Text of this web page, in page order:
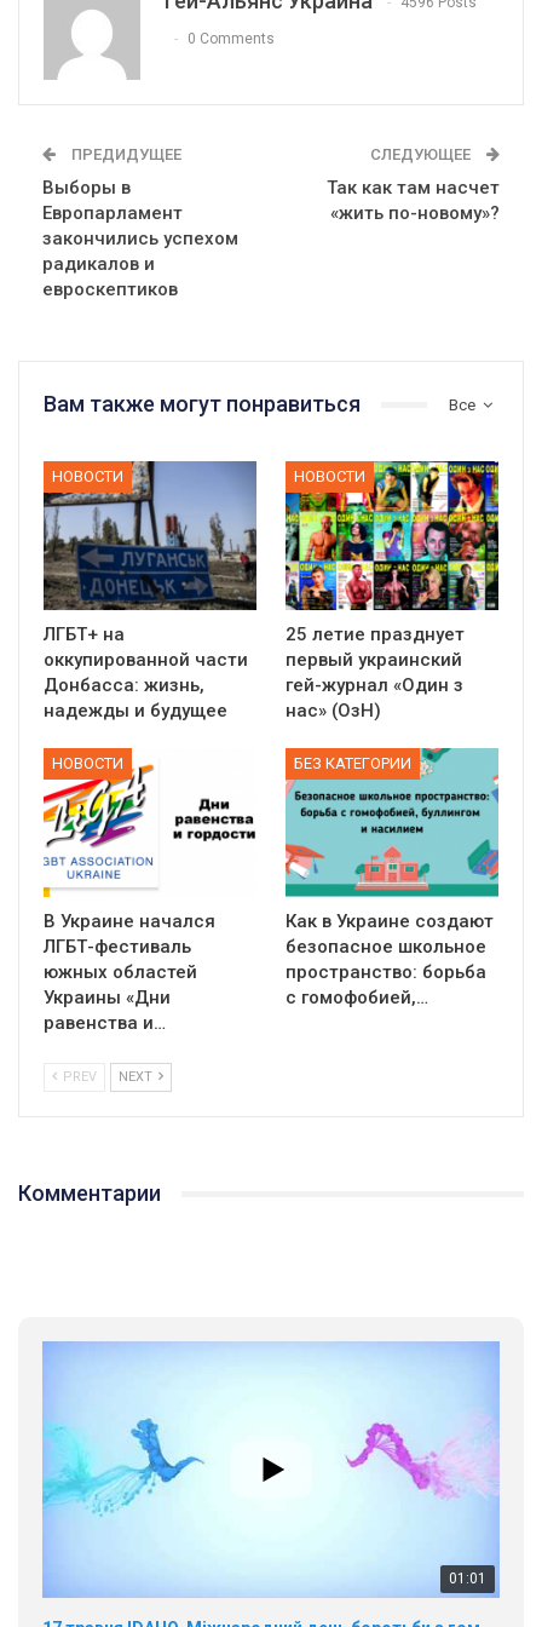
0 Comments
ПРЕДИДУЩЕЕ
Выборы в
Европарламент
закончились успехом
радикалов и
евроскептиков
СЛЕДУЮЩЕЕ
Так как там насчет
«жить по-новому»?
Все
Вам также могут понравиться
НОВОСТИ
ЛГБТ+ на
оккупированной части
Донбасса: жизнь,
надежды и будущее
НОВОСТИ
25 летие празднует
первый украинский
гей-журнал «Один з
нас» (ОзН)
НОВОСТИ
В Украине начался
ЛГБТ-фестиваль
южных областей
Украины «Дни
равенства и…
БЕЗ КАТЕГОРИИ
Как в Украине создают
безопасное школьное
пространство: борьба
с гомофобией,…
PREV NEXT
Комментарии
01:01